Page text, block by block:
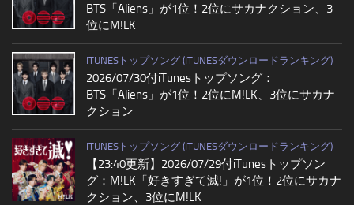
BTS「Aliens」が1位！2位にサカナクション、3
位にM!LK
ITUNESトップソング (ITUNESダウンロードランキング)
2026/07/30付iTunesトップソング：
BTS「Aliens」が1位！2位にM!LK、3位にサカナ
クション
ITUNESトップソング (ITUNESダウンロードランキング)
【23:40更新】2026/07/29付iTunesトップソン
グ：M!LK「好きすぎて滅!」が1位！2位にサカナ
クション、3位にM!LK